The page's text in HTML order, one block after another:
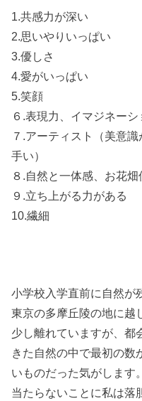
1.共感力が深い
2.思いやりいっぱい
3.優しさ
4.愛がいっぱい
5.笑顔
６.表現力、イマジネー
７.アーティスト（美意
手い）
８.自然と一体感、お花
９.立ち上がる力がある
10.繊細
小学校入学直前に自然が
東京の多摩丘陵の地に越
少し離れていますが、都
きた自然の中で最初の数
いものだった気がします
当たらないことに私は落